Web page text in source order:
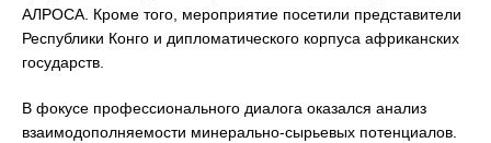
АЛРОСА. Кроме того, мероприятие посетили представители
Республики Конго и дипломатического корпуса африканских
государств.
В фокусе профессионального диалога оказался анализ
взаимодополняемости минерально-сырьевых потенциалов.